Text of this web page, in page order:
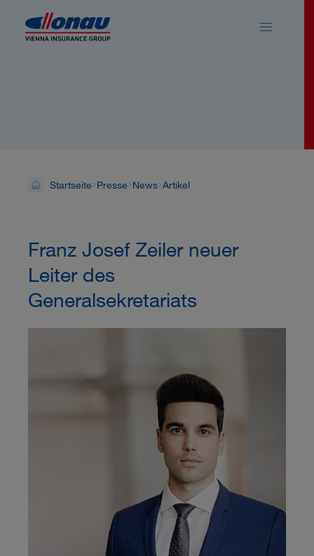
Startseite Presse News Artikel
Franz Josef Zeiler neuer
Leiter des
Generalsekretariats